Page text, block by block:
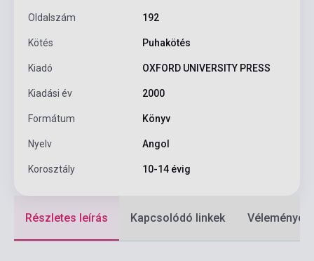
Oldalszám 192
Kötés Puhakötés
Kiadó OXFORD UNIVERSITY PRESS
Kiadási év 2000
Formátum Könyv
Nyelv Angol
Korosztály 10-14 évig
Részletes leírás Kapcsolódó linkek Vélemények